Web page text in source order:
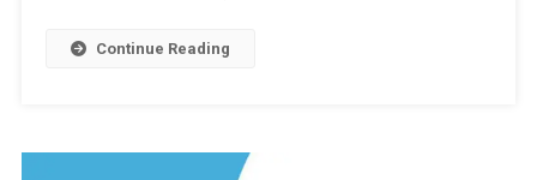
Continue Reading